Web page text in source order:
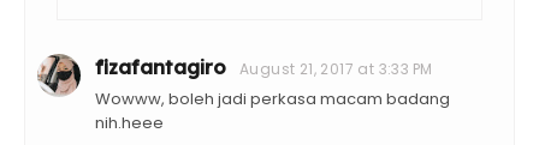
fizafantagiro August 21, 2017 at 3:33 PM
Wowww, boleh jadi perkasa macam badang
nih.heee